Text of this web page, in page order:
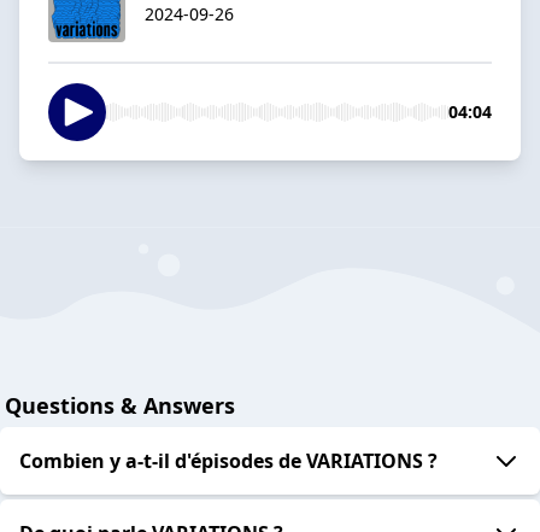
2024-09-26
04:04
Questions & Answers
Combien y a-t-il d'épisodes de VARIATIONS ?